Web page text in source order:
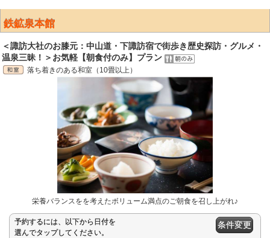
鉄鉱泉本館
＜諏訪大社のお膝元：中山道・下諏訪宿で街歩き歴史探訪・グルメ・
温泉三昧！＞お気軽【朝食付のみ】プラン
落ち着きのある和室（10畳以上）
栄養バランスをを考えたボリューム満点のご朝食を召し上がれ♪
予約するには、以下から日付を
選んでタップしてください。
条件変更